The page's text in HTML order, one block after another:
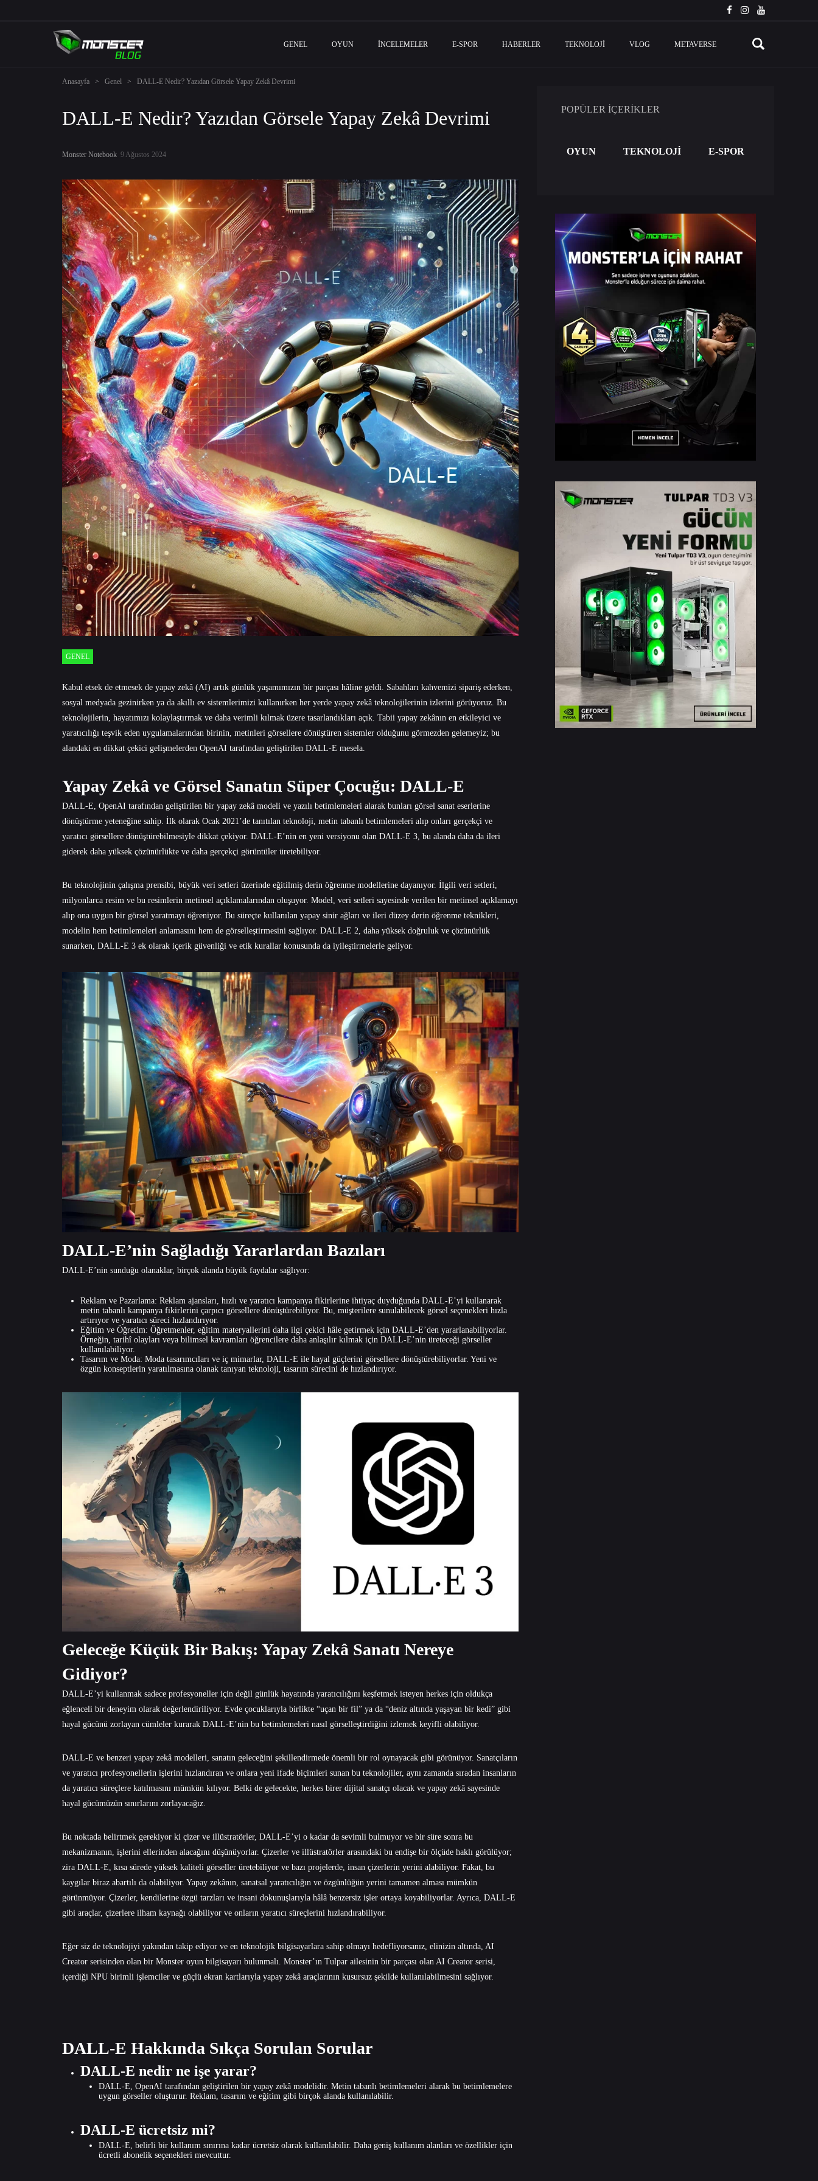
GENEL OYUN İNCELEMELER E-SPOR HABERLER TEKNOLOJI VLOG METAVERSE
Anasayfa > Genel > DALL-E Nedir? Yazıdan Görsele Yapay Zekâ Devrimi
DALL-E Nedir? Yazıdan Görsele Yapay Zekâ Devrimi
Monster Notebook 9 Ağustos 2024
GENEL
Kabul etsek de etmesek de yapay zekâ (AI) artık günlük yaşamımızın bir parçası hâline geldi. Sabahları kahvemizi sipariş ederken,
sosyal medyada gezinirken ya da akıllı ev sistemlerimizi kullanırken her yerde yapay zekâ teknolojilerinin izlerini görüyoruz. Bu
teknolojilerin, hayatımızı kolaylaştırmak ve daha verimli kılmak üzere tasarlandıkları açık. Tabii yapay zekânın en etkileyici ve
yaratıcılığı teşvik eden uygulamalarından birinin, metinleri görsellere dönüştüren sistemler olduğunu görmezden gelemeyiz; bu
alandaki en dikkat çekici gelişmelerden OpenAI tarafından geliştirilen DALL-E mesela.
Yapay Zekâ ve Görsel Sanatın Süper Çocuğu: DALL-E
DALL-E, OpenAI tarafından geliştirilen bir yapay zekâ modeli ve yazılı betimlemeleri alarak bunları görsel sanat eserlerine
dönüştürme yeteneğine sahip. İlk olarak Ocak 2021’de tanıtılan teknoloji, metin tabanlı betimlemeleri alıp onları gerçekçi ve
yaratıcı görsellere dönüştürebilmesiyle dikkat çekiyor. DALL-E’nin en yeni versiyonu olan DALL-E 3, bu alanda daha da ileri
giderek daha yüksek çözünürlükte ve daha gerçekçi görüntüler üretebiliyor​.
Bu teknolojinin çalışma prensibi, büyük veri setleri üzerinde eğitilmiş derin öğrenme modellerine dayanıyor. İlgili veri setleri,
milyonlarca resim ve bu resimlerin metinsel açıklamalarından oluşuyor. Model, veri setleri sayesinde verilen bir metinsel açıklamayı
alıp ona uygun bir görsel yaratmayı öğreniyor. Bu süreçte kullanılan yapay sinir ağları ve ileri düzey derin öğrenme teknikleri,
modelin hem betimlemeleri anlamasını hem de görselleştirmesini sağlıyor. DALL-E 2, daha yüksek doğruluk ve çözünürlük
sunarken, DALL-E 3 ek olarak içerik güvenliği ve etik kurallar konusunda da iyileştirmelerle geliyor.
DALL-E’nin Sağladığı Yararlardan Bazıları
DALL-E’nin sunduğu olanaklar, birçok alanda büyük faydalar sağlıyor:
Reklam ve Pazarlama: Reklam ajansları, hızlı ve yaratıcı kampanya fikirlerine ihtiyaç duyduğunda DALL-E’yi kullanarak
metin tabanlı kampanya fikirlerini çarpıcı görsellere dönüştürebiliyor. Bu, müşterilere sunulabilecek görsel seçenekleri hızla
artırıyor ve yaratıcı süreci hızlandırıyor.
Eğitim ve Öğretim: Öğretmenler, eğitim materyallerini daha ilgi çekici hâle getirmek için DALL-E’den yararlanabiliyorlar.
Örneğin, tarihî olayları veya bilimsel kavramları öğrencilere daha anlaşılır kılmak için DALL-E’nin üreteceği görseller
kullanılabiliyor.
Tasarım ve Moda: Moda tasarımcıları ve iç mimarlar, DALL-E ile hayal güçlerini görsellere dönüştürebiliyorlar. Yeni ve
özgün konseptlerin yaratılmasına olanak tanıyan teknoloji, tasarım sürecini de hızlandırıyor.
Geleceğe Küçük Bir Bakış: Yapay Zekâ Sanatı Nereye
Gidiyor?
DALL-E’yi kullanmak sadece profesyoneller için değil günlük hayatında yaratıcılığını keşfetmek isteyen herkes için oldukça
eğlenceli bir deneyim olarak değerlendiriliyor. Evde çocuklarıyla birlikte “uçan bir fil” ya da “deniz altında yaşayan bir kedi” gibi
hayal gücünü zorlayan cümleler kurarak DALL-E’nin bu betimlemeleri nasıl görselleştirdiğini izlemek keyifli olabiliyor.
DALL-E ve benzeri yapay zekâ modelleri, sanatın geleceğini şekillendirmede önemli bir rol oynayacak gibi görünüyor. Sanatçıların
ve yaratıcı profesyonellerin işlerini hızlandıran ve onlara yeni ifade biçimleri sunan bu teknolojiler, aynı zamanda sıradan insanların
da yaratıcı süreçlere katılmasını mümkün kılıyor. Belki de gelecekte, herkes birer dijital sanatçı olacak ve yapay zekâ sayesinde
hayal gücümüzün sınırlarını zorlayacağız.
Bu noktada belirtmek gerekiyor ki çizer ve illüstratörler, DALL-E’yi o kadar da sevimli bulmuyor ve bir süre sonra bu
mekanizmanın, işlerini ellerinden alacağını düşünüyorlar. Çizerler ve illüstratörler arasındaki bu endişe bir ölçüde haklı görülüyor;
zira DALL-E, kısa sürede yüksek kaliteli görseller üretebiliyor ve bazı projelerde, insan çizerlerin yerini alabiliyor. Fakat, bu
kaygılar biraz abartılı da olabiliyor. Yapay zekânın, sanatsal yaratıcılığın ve özgünlüğün yerini tamamen alması mümkün
görünmüyor. Çizerler, kendilerine özgü tarzları ve insani dokunuşlarıyla hâlâ benzersiz işler ortaya koyabiliyorlar. Ayrıca, DALL-E
gibi araçlar, çizerlere ilham kaynağı olabiliyor ve onların yaratıcı süreçlerini hızlandırabiliyor.
Eğer siz de teknolojiyi yakından takip ediyor ve en teknolojik bilgisayarlara sahip olmayı hedefliyorsanız, elinizin altında, AI
Creator serisinden olan bir Monster oyun bilgisayarı bulunmalı. Monster’ın Tulpar ailesinin bir parçası olan AI Creator serisi,
içerdiği NPU birimli işlemciler ve güçlü ekran kartlarıyla yapay zekâ araçlarının kusursuz şekilde kullanılabilmesini sağlıyor.
DALL-E Hakkında Sıkça Sorulan Sorular
DALL-E nedir ne işe yarar?
DALL-E, OpenAI tarafından geliştirilen bir yapay zekâ modelidir. Metin tabanlı betimlemeleri alarak bu betimlemelere
uygun görseller oluşturur. Reklam, tasarım ve eğitim gibi birçok alanda kullanılabilir.
DALL-E ücretsiz mi?
DALL-E, belirli bir kullanım sınırına kadar ücretsiz olarak kullanılabilir. Daha geniş kullanım alanları ve özellikler için
ücretli abonelik seçenekleri mevcuttur.
POPÜLER İÇERİKLER
OYUN TEKNOLOJİ E-SPOR